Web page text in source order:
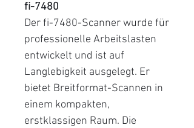
fi-7480
Der fi-7480-Scanner wurde für
professionelle Arbeitslasten
entwickelt und ist auf
Langlebigkeit ausgelegt. Er
bietet Breitformat-Scannen in
einem kompakten,
erstklassigen Raum. Die